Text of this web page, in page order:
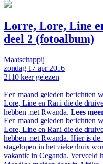
Lorre, Lore, Line
deel 2 (fotoalbum)
Maatschappij
zondag 17 apr2016
2110 keer gelezen
Een maand geleden berichtten
Lore, Line en Rani die de
hebben met Rwanda. Lees
Een maand geleden berichtten
Lore, Line en Rani die de
hebben met Rwanda. Hier is
stagelopen in het ziekenhuis
vakantie in Oeganda. Verveeld